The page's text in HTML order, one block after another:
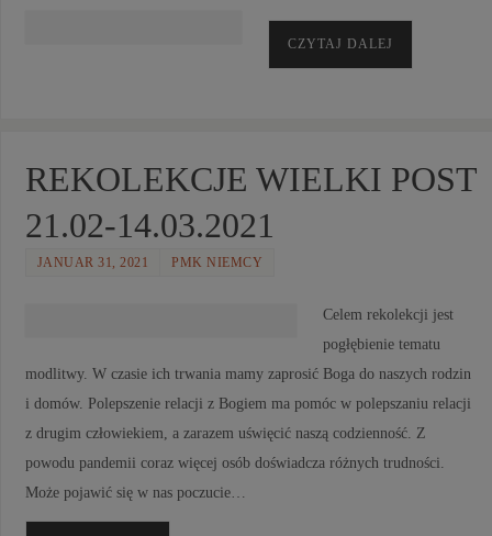
CZYTAJ DALEJ
REKOLEKCJE WIELKI POST
21.02-14.03.2021
JANUAR 31, 2021 PMK NIEMCY
Celem rekolekcji jest
pogłębienie tematu
modlitwy. W czasie ich trwania mamy zaprosić Boga do naszych rodzin
i domów. Polepszenie relacji z Bogiem ma pomóc w polepszaniu relacji
z drugim człowiekiem, a zarazem uświęcić naszą codzienność. Z
powodu pandemii coraz więcej osób doświadcza różnych trudności.
Może pojawić się w nas poczucie…